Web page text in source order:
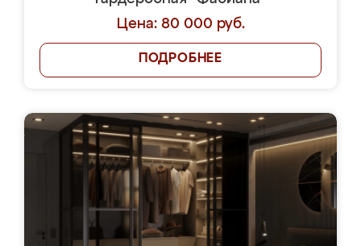
Цена: 80 000 руб.
ПОДРОБНЕЕ